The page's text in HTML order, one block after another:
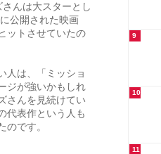
んは大スターとし
公開された映画
ットさせていたの
人は、「ミッショ
ジが強いかもしれ
さんを見続けてい
代表作という人も
のです。
9
10
11